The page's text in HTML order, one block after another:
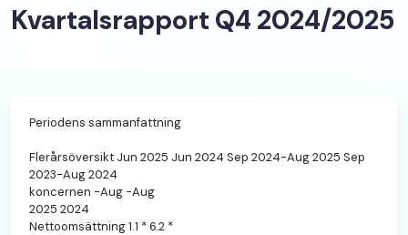
Kvartalsrapport Q4 2024/2025
Periodens sammanfattning
Flerårsöversikt Jun 2025 Jun 2024 Sep 2024-Aug 2025 Sep
2023-Aug 2024
koncernen -Aug -Aug
2025 2024
Nettoomsättning 1.1 * 6.2 *